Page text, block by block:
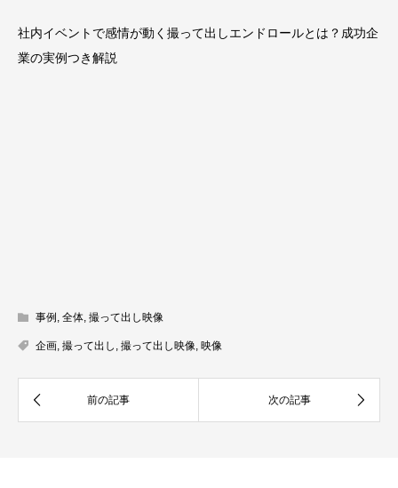
社内イベントで感情が動く撮って出しエンドロールとは？成功企
業の実例つき解説
事例 全体 撮って出し映像
企画 撮って出し 撮って出し映像 映像